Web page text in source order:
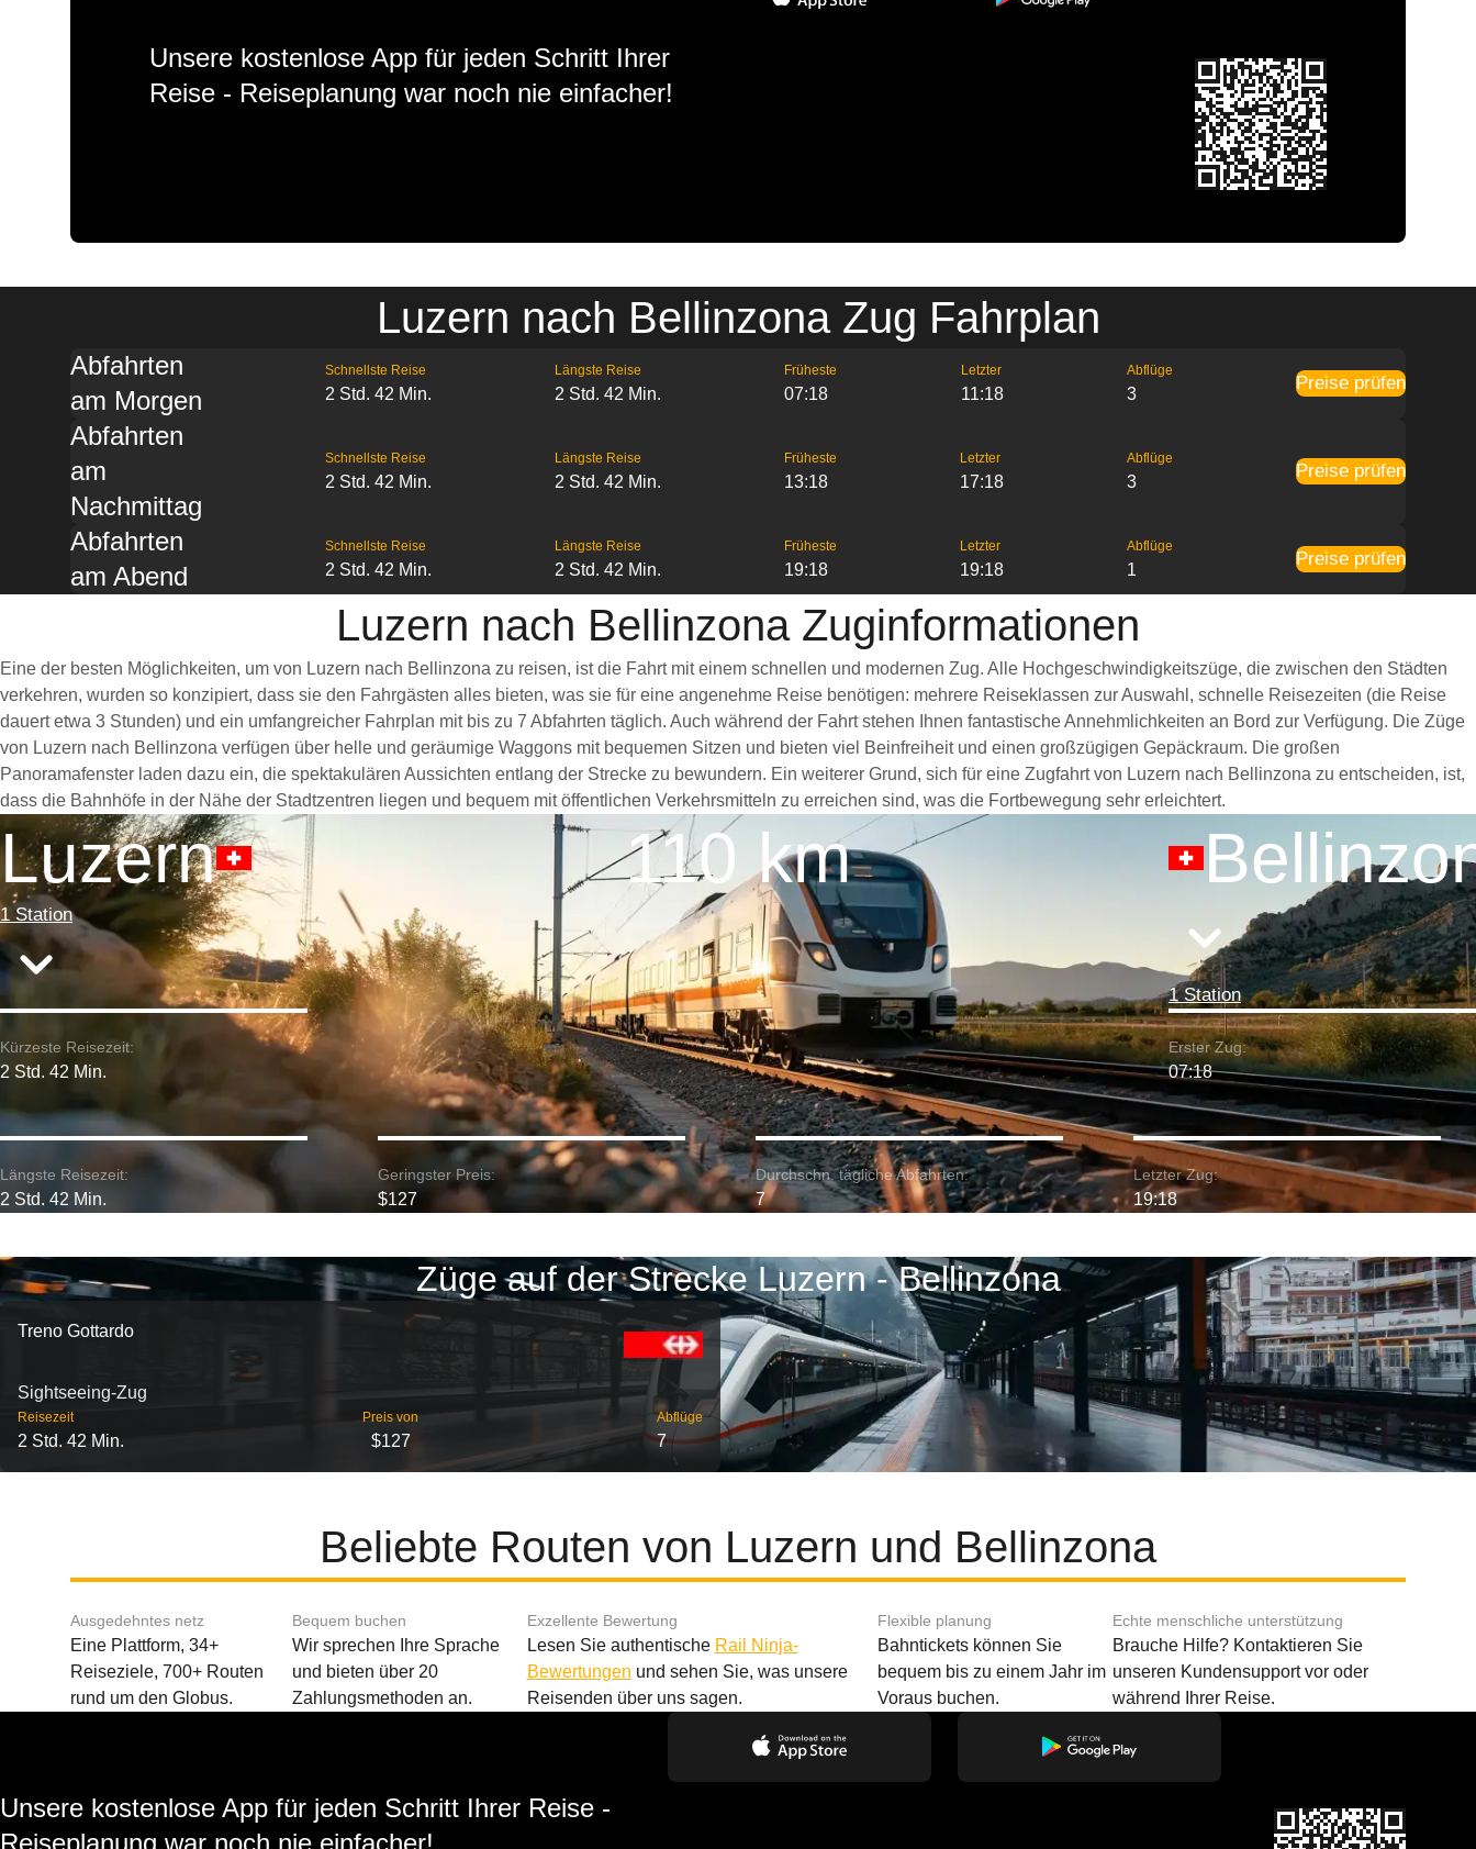
Unsere kostenlose App für jeden Schritt Ihrer
Reise - Reiseplanung war noch nie einfacher!
Luzern nach Bellinzona Zug Fahrplan
Abfahrten
am Morgen
Schnellste Reise
2 Std. 42 Min.
Längste Reise
2 Std. 42 Min.
Früheste
07:18
Letzter
11:18
Abflüge
3
Preise prüfen
Abfahrten
am
Nachmittag
Schnellste Reise
2 Std. 42 Min.
Längste Reise
2 Std. 42 Min.
Früheste
13:18
Letzter
17:18
Abflüge
3
Preise prüfen
Abfahrten
am Abend
Schnellste Reise
2 Std. 42 Min.
Längste Reise
2 Std. 42 Min.
Früheste
19:18
Letzter
19:18
Abflüge
1
Preise prüfen
Luzern nach Bellinzona Zuginformationen
Eine der besten Möglichkeiten, um von Luzern nach Bellinzona zu reisen, ist die Fahrt mit einem schnellen und modernen Zug. Alle Hochgeschwindigkeitszüge, die zwischen den Städten
verkehren, wurden so konzipiert, dass sie den Fahrgästen alles bieten, was sie für eine angenehme Reise benötigen: mehrere Reiseklassen zur Auswahl, schnelle Reisezeiten (die Reise
dauert etwa 3 Stunden) und ein umfangreicher Fahrplan mit bis zu 7 Abfahrten täglich. Auch während der Fahrt stehen Ihnen fantastische Annehmlichkeiten an Bord zur Verfügung. Die Züge
von Luzern nach Bellinzona verfügen über helle und geräumige Waggons mit bequemen Sitzen und bieten viel Beinfreiheit und einen großzügigen Gepäckraum. Die großen
Panoramafenster laden dazu ein, die spektakulären Aussichten entlang der Strecke zu bewundern. Ein weiterer Grund, sich für eine Zugfahrt von Luzern nach Bellinzona zu entscheiden, ist,
dass die Bahnhöfe in der Nähe der Stadtzentren liegen und bequem mit öffentlichen Verkehrsmitteln zu erreichen sind, was die Fortbewegung sehr erleichtert.
Luzern
1 Station
110 km
1 Station
Kürzeste Reisezeit:
2 Std. 42 Min.
Erster Zug:
07:18
Längste Reisezeit:
2 Std. 42 Min.
Geringster Preis:
$127
Durchschn. tägliche Abfahrten:
7
Letzter Zug:
19:18
Züge auf der Strecke Luzern - Bellinzona
Treno Gottardo
Sightseeing-Zug
Reisezeit
2 Std. 42 Min.
Preis von
$127
Abflüge
7
Beliebte Routen von Luzern und Bellinzona
Ausgedehntes netz
Eine Plattform, 34+
Reiseziele, 700+ Routen
rund um den Globus.
Bequem buchen
Wir sprechen Ihre Sprache
und bieten über 20
Zahlungsmethoden an.
Exzellente Bewertung
Lesen Sie authentische Rail Ninja-
Bewertungen und sehen Sie, was unsere
Reisenden über uns sagen.
Flexible planung
Bahntickets können Sie
bequem bis zu einem Jahr im
Voraus buchen.
Echte menschliche unterstützung
Brauche Hilfe? Kontaktieren Sie
unseren Kundensupport vor oder
während Ihrer Reise.
Unsere kostenlose App für jeden Schritt Ihrer Reise -
Reiseplanung war noch nie einfacher!